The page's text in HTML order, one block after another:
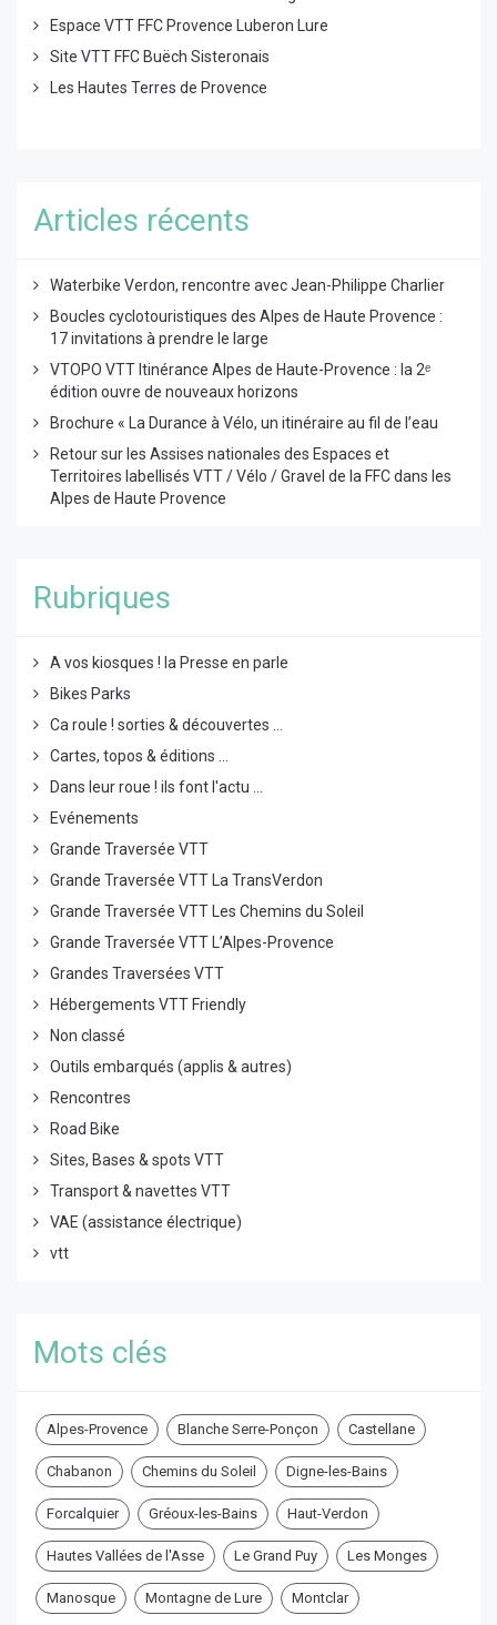
Espace VTT FFC Provence Luberon Lure
Site VTT FFC Buëch Sisteronais
Les Hautes Terres de Provence
Articles récents
Waterbike Verdon, rencontre avec Jean-Philippe Charlier
Boucles cyclotouristiques des Alpes de Haute Provence :
17 invitations à prendre le large
VTOPO VTT Itinérance Alpes de Haute-Provence : la 2ᵉ
édition ouvre de nouveaux horizons
Brochure « La Durance à Vélo, un itinéraire au fil de l’eau
Retour sur les Assises nationales des Espaces et
Territoires labellisés VTT / Vélo / Gravel de la FFC dans les
Alpes de Haute Provence
Rubriques
A vos kiosques ! la Presse en parle
Bikes Parks
Ca roule ! sorties & découvertes ...
Cartes, topos & éditions ...
Dans leur roue ! ils font l'actu ...
Evénements
Grande Traversée VTT
Grande Traversée VTT La TransVerdon
Grande Traversée VTT Les Chemins du Soleil
Grande Traversée VTT L’Alpes-Provence
Grandes Traversées VTT
Hébergements VTT Friendly
Non classé
Outils embarqués (applis & autres)
Rencontres
Road Bike
Sites, Bases & spots VTT
Transport & navettes VTT
VAE (assistance électrique)
vtt
Mots clés
Alpes-Provence Blanche Serre-Ponçon Castellane
Chabanon Chemins du Soleil Digne-les-Bains
Forcalquier Gréoux-les-Bains Haut-Verdon
Hautes Vallées de l'Asse Le Grand Puy Les Monges
Manosque Montagne de Lure Montclar